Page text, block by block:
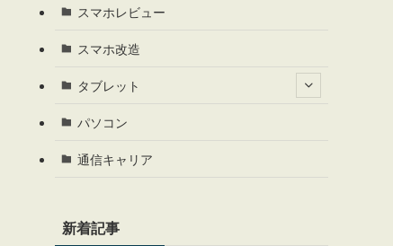
スマホレビュー
スマホ改造
タブレット
パソコン
通信キャリア
新着記事